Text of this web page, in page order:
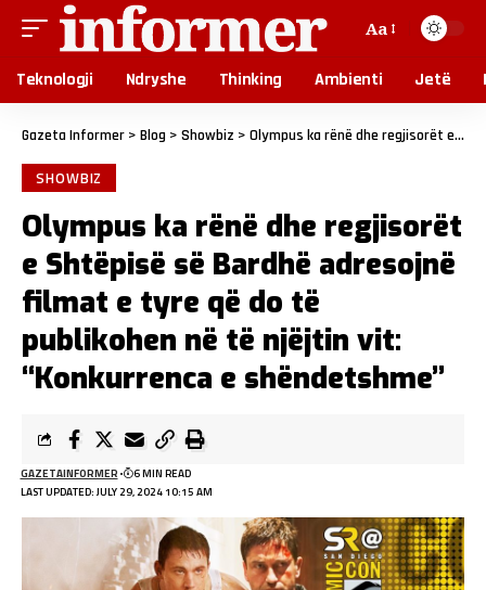
Aa
Teknologji Ndryshe Thinking Ambienti Jetë
Gazeta Informer > Blog > Showbiz > Olympus ka rënë dhe regjisorët e Shtëpisë së Bardhë adresojnë filmat e tyre që do të publikohen në të njëjtin vit: “Konkurrenca e shëndetshme”
SHOWBIZ
Olympus ka rënë dhe regjisorët
e Shtëpisë së Bardhë adresojnë
filmat e tyre që do të
publikohen në të njëjtin vit:
“Konkurrenca e shëndetshme”
LAST UPDATED: JULY 29, 2024 10:15 AM
GAZETAINFORMER 6 MIN READ